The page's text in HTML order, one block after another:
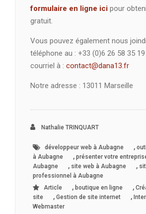
formulaire en ligne ici pour
gratuit.
Vous pouvez également nous
téléphone au : +33 (0)6 26 58 35
courriel à : contact@dana13.fr
Notre adresse : 13011 Marseille
Nathalie TRINQUART
développeur web à Aubagne ,
à Aubagne
, présenter votre
Aubagne
, site web à Aubagne ,
professionnel à Aubagne
Article
, boutique en ligne ,
site
, Gestion de site internet ,
Webmaster